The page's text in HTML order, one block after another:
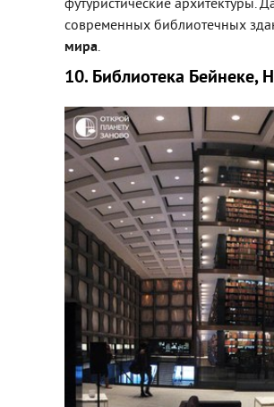
футуристические архитектуры.
современных библиотечных
мира.
10. Библиотека Бейнеке,